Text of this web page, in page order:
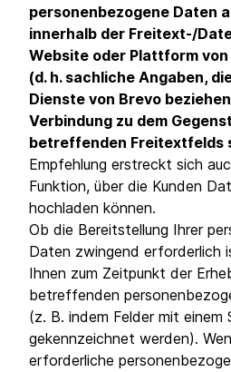
personenbezogene Daten
innerhalb der Freitext-/
Website oder Plattform
(d. h. sachliche Angaben,
Dienste von Brevo
Verbindung zu dem
betreffenden Freitextfelds
Empfehlung erstreckt sich
Funktion, über die Kunden
hochladen können.
Ob die Bereitstellung Ihrer
Daten zwingend erforderlich
Ihnen zum Zeitpunkt der
betreffenden
(z. B. indem Felder mit einem
gekennzeichnet werden).
erforderliche